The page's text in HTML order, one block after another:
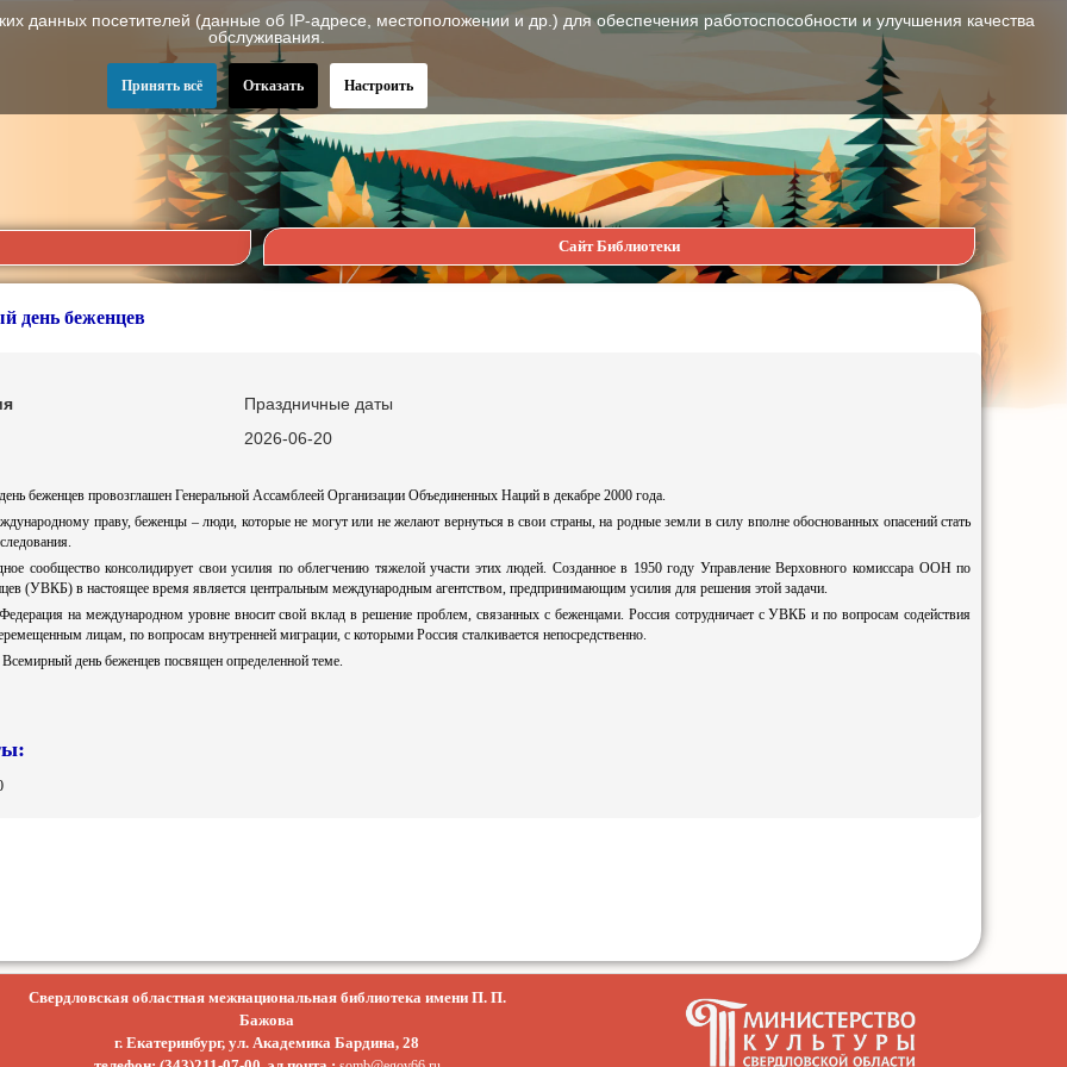
Сайт Библиотеки
день беженцев
Праздничные даты
2026-06-20
беженцев провозглашен Генеральной Ассамблеей Организации Объединенных Наций в декабре 2000 года.
праву, беженцы – люди, которые не могут или не желают вернуться в свои страны, на родные земли в силу вполне обоснованных опасений стать
сообщество консолидирует свои усилия по облегчению тяжелой участи этих людей. Созданное в 1950 году Управление Верховного комиссара ООН по
(УВКБ) в настоящее время является центральным международным агентством, предпринимающим усилия для решения этой задачи.
на международном уровне вносит свой вклад в решение проблем, связанных с беженцами. Россия сотрудничает с УВКБ и по вопросам содействия
лицам, по вопросам внутренней миграции, с которыми Россия сталкивается непосредственно.
день беженцев посвящен определенной теме.
Свердловская областная межнациональная библиотека имени П. П.
Бажова
г. Екатеринбург, ул. Академика Бардина, 28
данных посетителей (данные об IP-адресе, местоположении и др.) для обеспечения работоспособности и улучшения качества
обслуживания.
Принять всё Отказать Настроить